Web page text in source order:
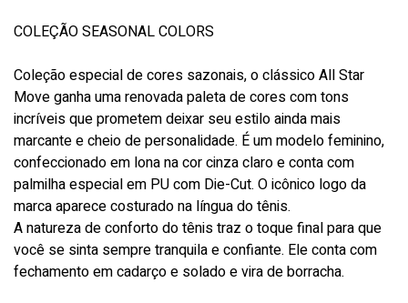
COLEÇÃO SEASONAL COLORS
Coleção especial de cores sazonais, o clássico All Star
Move ganha uma renovada paleta de cores com tons
incríveis que prometem deixar seu estilo ainda mais
marcante e cheio de personalidade. É um modelo feminino,
confeccionado em lona na cor cinza claro e conta com
palmilha especial em PU com Die-Cut. O icônico logo da
marca aparece costurado na língua do tênis.
A natureza de conforto do tênis traz o toque final para que
você se sinta sempre tranquila e confiante. Ele conta com
fechamento em cadarço e solado e vira de borracha.